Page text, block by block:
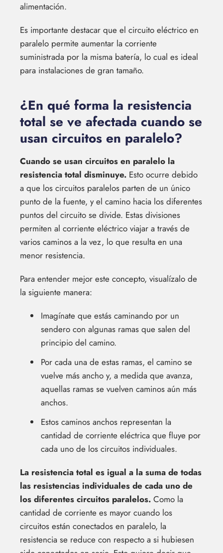
alimentación.
Es importante destacar que el circuito eléctrico en
paralelo permite aumentar la corriente
suministrada por la misma batería, lo cual es ideal
para instalaciones de gran tamaño.
¿En qué forma la resistencia
total se ve afectada cuando se
usan circuitos en paralelo?
Cuando se usan circuitos en paralelo la
resistencia total disminuye. Esto ocurre debido
a que los circuitos paralelos parten de un único
punto de la fuente, y el camino hacia los diferentes
puntos del circuito se divide. Estas divisiones
permiten al corriente eléctrico viajar a través de
varios caminos a la vez, lo que resulta en una
menor resistencia.
Para entender mejor este concepto, visualízalo de
la siguiente manera:
Imagínate que estás caminando por un
sendero con algunas ramas que salen del
principio del camino.
Por cada una de estas ramas, el camino se
vuelve más ancho y, a medida que avanza,
aquellas ramas se vuelven caminos aún más
anchos.
Estos caminos anchos representan la
cantidad de corriente eléctrica que fluye por
cada uno de los circuitos individuales.
La resistencia total es igual a la suma de todas
las resistencias individuales de cada uno de
los diferentes circuitos paralelos. Como la
cantidad de corriente es mayor cuando los
circuitos están conectados en paralelo, la
resistencia se reduce con respecto a si hubiesen